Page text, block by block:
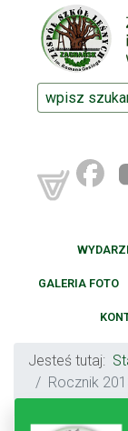
GALERIA FOTO
Jesteś tutaj:
Rocznik